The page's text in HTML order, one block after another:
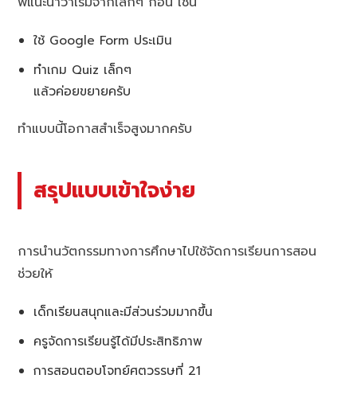
ใช้ Google Form ประเมิน
ทำเกม Quiz เล็กๆ
แล้วค่อยขยายครับ
ทำแบบนี้โอกาสสำเร็จสูงมากครับ
สรุปแบบเข้าใจง่าย
การนำนวัตกรรมทางการศึกษาไปใช้จัดการเรียนการสอน
ช่วยให้
เด็กเรียนสนุกและมีส่วนร่วมมากขึ้น
ครูจัดการเรียนรู้ได้มีประสิทธิภาพ
การสอนตอบโจทย์ศตวรรษที่ 21